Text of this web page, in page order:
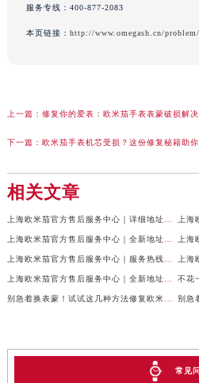
服务专线： 400-877-2083
本页链接： http://www.omegash.cn/
上一篇： 修复你的爱表：欧米茄手表表蒙破损解
下一篇： 欧米茄手表机芯受损？这份修复秘籍助你
相关文章
不花
常见